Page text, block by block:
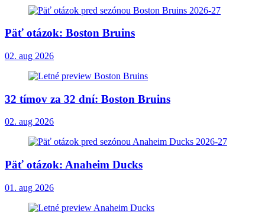
Päť otázok: Boston Bruins
02. aug 2026
32 tímov za 32 dní: Boston Bruins
02. aug 2026
Päť otázok: Anaheim Ducks
01. aug 2026